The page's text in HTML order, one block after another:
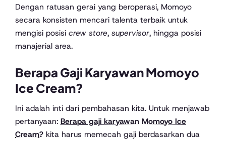
Dengan ratusan gerai yang beroperasi, Momoyo
secara konsisten mencari talenta terbaik untuk
mengisi posisi crew store, supervisor, hingga posisi
manajerial area.
Berapa Gaji Karyawan Momoyo
Ice Cream?
Ini adalah inti dari pembahasan kita. Untuk menjawab
pertanyaan: Berapa gaji karyawan Momoyo Ice
Cream? kita harus memecah gaji berdasarkan dua